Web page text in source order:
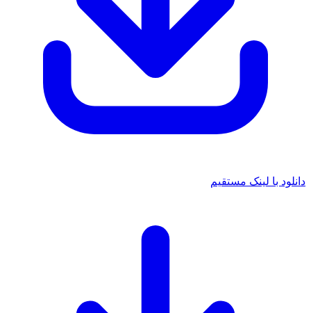
دانلود با لینک مستقیم